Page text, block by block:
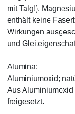
mit Talg!).
enthält keine
Wirkungen
und
Alumina:
Aluminiumoxid;
Aus
freigesetzt.